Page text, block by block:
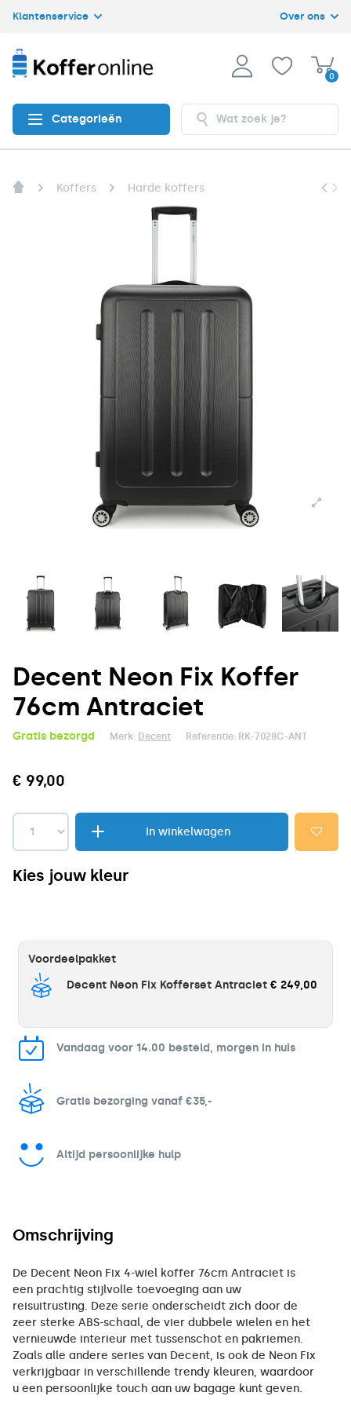
Klantenservice Over ons
0
Categorieën
Koffers Harde koffers
Decent Neon Fix Koffer
76cm Antraciet
Gratis bezorgd Merk: Decent Referentie: RK-7028C-ANT
€ 99,00
In winkelwagen
Kies jouw kleur
Voordeelpakket
Decent Neon Fix Kofferset Antraciet € 249,00
Vandaag voor 14.00 besteld, morgen in huis
Gratis bezorging vanaf €35,-
Altijd persoonlijke hulp
Omschrijving
De Decent Neon Fix 4-wiel koffer 76cm Antraciet is
een prachtig stijlvolle toevoeging aan uw
reisuitrusting. Deze serie onderscheidt zich door de
zeer sterke ABS-schaal, de vier dubbele wielen en het
vernieuwde interieur met tussenschot en pakriemen.
Zoals alle andere series van Decent, is ook de Neon Fix
verkrijgbaar in verschillende trendy kleuren, waardoor
u een persoonlijke touch aan uw bagage kunt geven.